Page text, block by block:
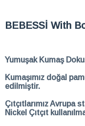
BEBESSİ With
Yumuşak Kumaş
Kumaşımız doğal
edilmiştir.
Çıtçıtlarımız Avrupa
Nickel Çıtçıt